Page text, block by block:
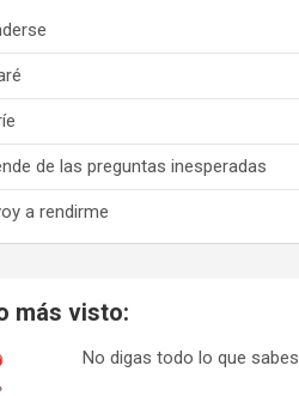
de las preguntas inesperadas
a rendirme
más visto:
No digas todo lo que sabes